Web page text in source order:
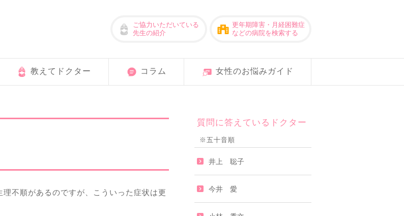
ご協力いただいている
先生の紹介
更年期障害・月経困難症
などの病院を検索する
教えてドクター コラム 女性のお悩みガイド
不順があるのですが、こういった症状は更
質問に答えているドクター
※五十音順
井上 聡子
今井 愛